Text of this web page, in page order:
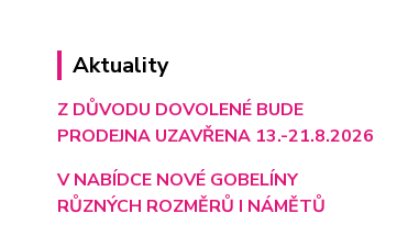
Aktuality
Z DŮVODU DOVOLENÉ BUDE
PRODEJNA UZAVŘENA 13.-21.8.2026
V NABÍDCE NOVÉ GOBELÍNY
RŮZNÝCH ROZMĚRŮ I NÁMĚTŮ